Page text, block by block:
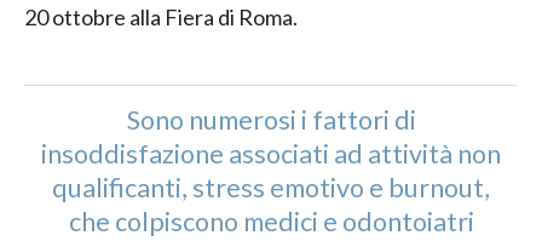
20 ottobre alla Fiera di Roma.
Sono numerosi i fattori di
insoddisfazione associati ad attività non
qualificanti, stress emotivo e burnout,
che colpiscono medici e odontoiatri